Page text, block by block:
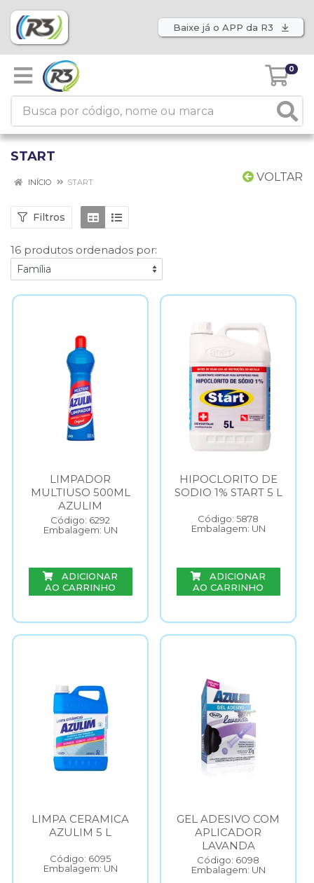
Baixe já o APP da R3
0
START
VOLTAR
INÍCIO START
Filtros
16 produtos ordenados por:
LIMPADOR
MULTIUSO 500ML
AZULIM
Código: 6292
Embalagem: UN
ADICIONAR
AO CARRINHO
HIPOCLORITO DE
SODIO 1% START 5 L
Código: 5878
Embalagem: UN
ADICIONAR
AO CARRINHO
LIMPA CERAMICA
AZULIM 5 L
Código: 6095
Embalagem: UN
GEL ADESIVO COM
APLICADOR
LAVANDA
Código: 6098
Embalagem: UN